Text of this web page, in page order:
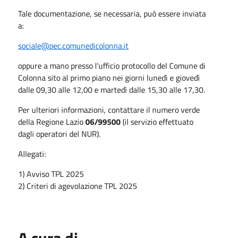
Tale documentazione, se necessaria, può essere inviata
a:
sociale@pec.comunedicolonna.it
oppure a mano presso l'ufficio protocollo del Comune di
Colonna sito al primo piano nei giorni lunedì e giovedì
dalle 09,30 alle 12,00 e martedì dalle 15,30 alle 17,30.
Per ulteriori informazioni, contattare il numero verde
della Regione Lazio06/99500(il servizio effettuato
dagli operatori del NUR).
Allegati:
1) Avviso TPL 2025
2) Criteri di agevolazione TPL 2025